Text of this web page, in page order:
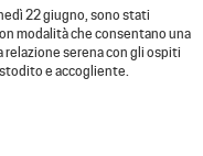
22 giugno, sono stati
modalità che consentano una
relazione serena con gli ospiti
e accogliente.